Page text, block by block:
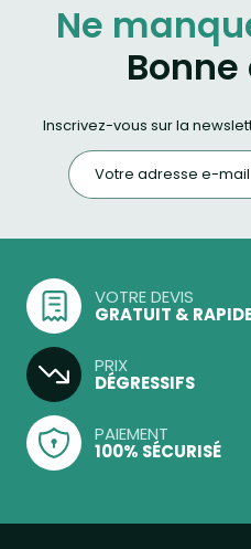
Ne
Inscrivez-vous sur la
VOTRE DEVIS
GRATUIT &
PRIX
DÉGRESSIFS
PAIEMENT
100% SÉCURISÉ